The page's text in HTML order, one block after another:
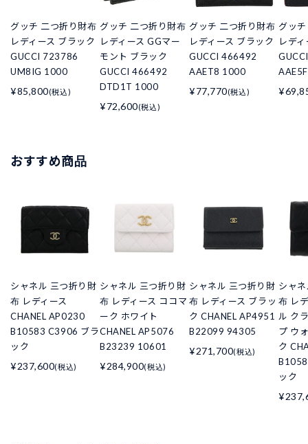
グッチ 二つ折り財布
レディース ブラック
GUCCI 723786
UM8IG 1000
¥85,800(税込)
グッチ 二つ折り財布
レディース GGマー
モント ブラック
GUCCI 466492
DTD1T 1000
¥72,600(税込)
グッチ 二つ折り財布
レディース ブラック
GUCCI 466492
AAET8 1000
¥77,770(税込)
グッ
レデ
おすすめ商品
シャネル 三つ折り財
布 レディース
CHANEL AP0230
B10583 C3906 ブラ
ック
¥237,600(税込)
シャネル 三つ折り財
布 レディース ココマ
ーク ホワイト
CHANEL AP5076
B23239 10601
¥284,900(税込)
シャネル 三つ折り財
布 レディース ブラッ
ク CHANEL AP4951
B22099 94305
¥271,700(税込)
シャ
布 レ
ル ク
プ ウ
ク
ック